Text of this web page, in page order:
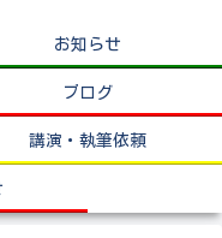
お知らせ
ブログ
講演・執筆依頼